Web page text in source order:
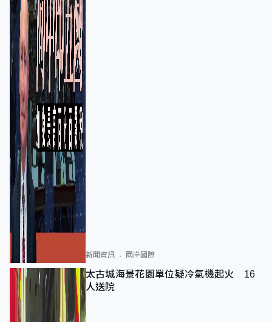
新聞資訊 兩岸國際
太古城海景花園單位疑冷氣機起火 16
人送院